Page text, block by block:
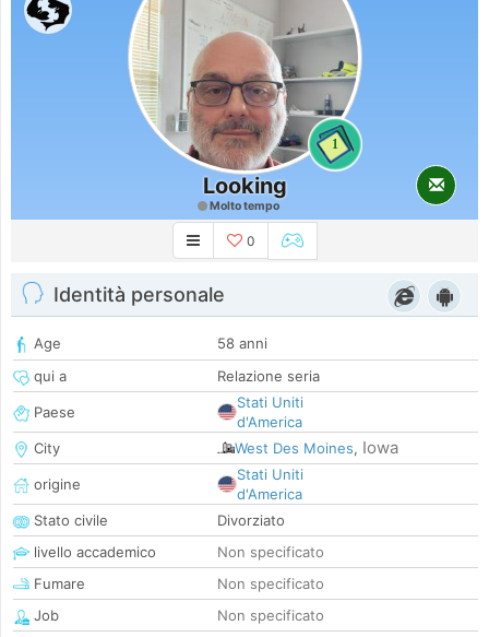
1
Looking
Molto tempo
0
Identità personale
Age
58 anni
qui a
Relazione seria
Paese
Stati Uniti
d'America
City
West Des Moines, Iowa
origine
Stati Uniti
d'America
Stato civile
Divorziato
livello accademico
Non specificato
Fumare
Non specificato
Job
Non specificato